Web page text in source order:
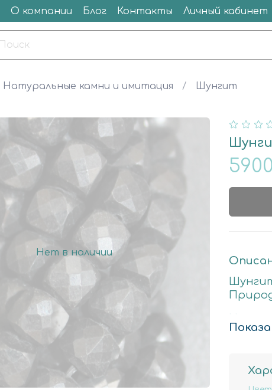
О компании Блог Контакты Личный кабинет
Натуральные камни и имитация Шунгит
Нет в наличии
5мм-
70шт,